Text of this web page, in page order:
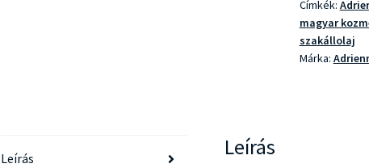
Címkék:
magyar
szakállolaj
Márka:
Leírás Leírás